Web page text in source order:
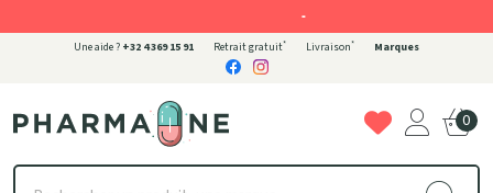
Une aide ? +32 4 369 15 91 Retrait gratuit* Livraison* Marques
Pharmaone Votre pharmacie en ligne à votre service
0